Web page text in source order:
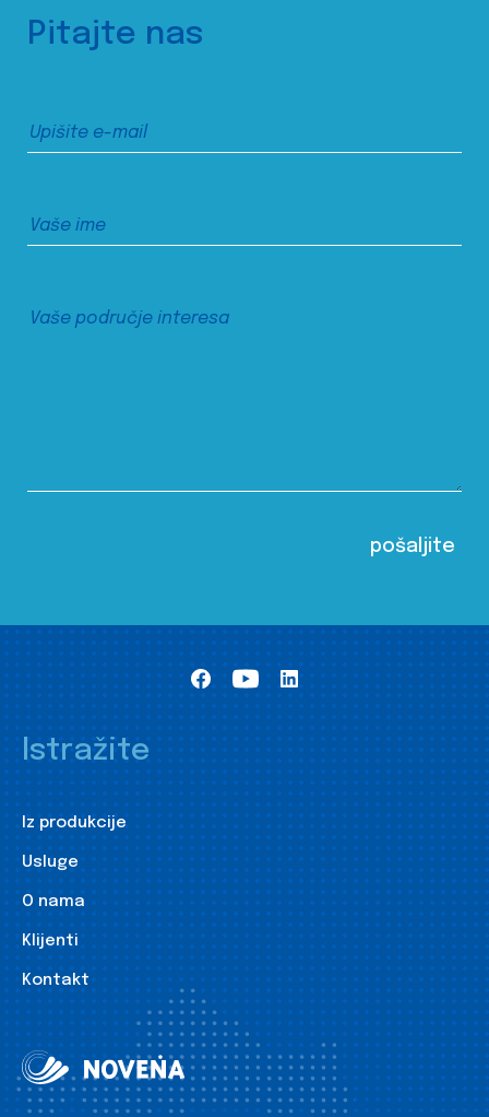
Pitajte nas
Istražite
Iz produkcije
Usluge
O nama
Klijenti
Kontakt